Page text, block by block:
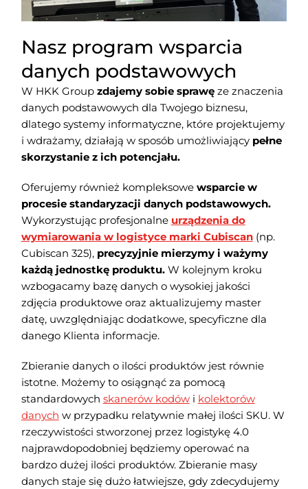
Nasz program wsparcia
danych podstawowych
W HKK Group zdajemy sobie sprawęze znaczenia
danych podstawowych dla Twojego biznesu,
dlatego systemy informatyczne, które projektujemy
i wdrażamy, działają w sposób umożliwiający pełne
skorzystanie z ich potencjału.
Oferujemy również kompleksowe wsparcie w
procesie standaryzacji danych podstawowych.
Wykorzystując profesjonalne urządzenia do
wymiarowania w logistyce marki Cubiscan(np.
Cubiscan 325), precyzyjnie mierzymy i ważymy
każdą jednostkę produktu. W kolejnym kroku
wzbogacamy bazę danych o wysokiej jakości
zdjęcia produktowe oraz aktualizujemy master
datę, uwzględniając dodatkowe, specyficzne dla
danego Klienta informacje.
Zbieranie danych o ilości produktów jest równie
istotne. Możemy to osiągnąć za pomocą
standardowych skanerów kodówi kolektorów
danych w przypadku relatywnie małej ilości SKU. W
rzeczywistości stworzonej przez logistykę 4.0
najprawdopodobniej będziemy operować na
bardzo dużej ilości produktów. Zbieranie masy
danych staje się dużo łatwiejsze, gdy zdecydujemy